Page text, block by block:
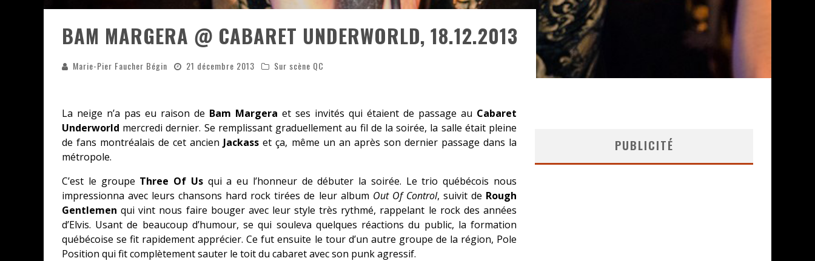
BAM MARGERA @ CABARET UNDERWORLD, 18.12.2013
Marie-Pier Faucher Bégin 21 décembre 2013 Sur scène QC
La neige n’a pas eu raison de Bam Margera et ses invités qui étaient de passage au Cabaret
Underworld mercredi dernier. Se remplissant graduellement au fil de la soirée, la salle était pleine
de fans montréalais de cet ancien Jackasset ça, même un an après son dernier passage dans la
métropole.
C’est le groupe Three Of Usqui a eu l’honneur de débuter la soirée. Le trio québécois nous
impressionna avec leurs chansons hard rock tirées de leur album Out Of Control, suivit de Rough
Gentlemen qui vint nous faire bouger avec leur style très rythmé, rappelant le rock des années
d’Elvis. Usant de beaucoup d’humour, se qui souleva quelques réactions du public, la formation
québécoise se fit rapidement apprécier. Ce fut ensuite le tour d’un autre groupe de la région, Pole
Position qui fit complètement sauter le toit du cabaret avec son punk agressif.
PUBLICITÉ